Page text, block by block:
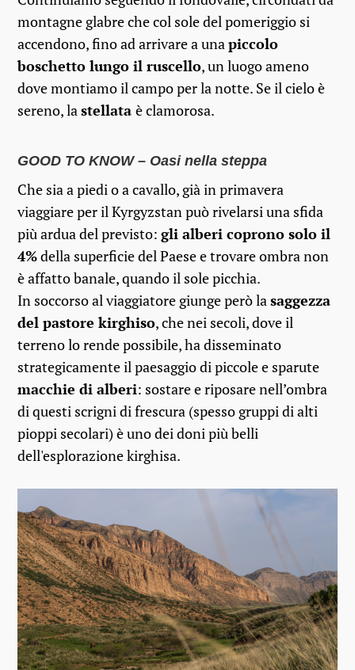
montagne glabre che col sole del pomeriggio si
accendono, fino ad arrivare a unapiccolo
boschetto lungo il ruscello, un luogo ameno
dove montiamo il campo per la notte. Se il cielo è
sereno, lastellataè clamorosa.
GOOD TO KNOW – Oasi nella steppa
Che sia a piedi o a cavallo, già in primavera
viaggiare per il Kyrgyzstan può rivelarsi una sfida
più ardua del previsto:gli alberi coprono solo il
4%della superficie del Paese e trovare ombra non
è affatto banale, quando il sole picchia.
In soccorso al viaggiatore giunge però lasaggezza
del pastore kirghiso, che nei secoli, dove il
terreno lo rende possibile, ha disseminato
strategicamente il paesaggio di piccole e sparute
macchie di alberi: sostare e riposare nell’ombra
di questi scrigni di frescura (spesso gruppi di alti
pioppi secolari) è uno dei doni più belli
dell'esplorazione kirghisa.